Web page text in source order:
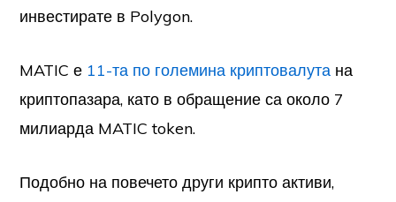
инвестирате в Polygon.
MATIC е 11-та по големина криптовалута на
криптопазара, като в обращение са около 7
милиарда MATIC token.
Подобно на повечето други крипто активи,